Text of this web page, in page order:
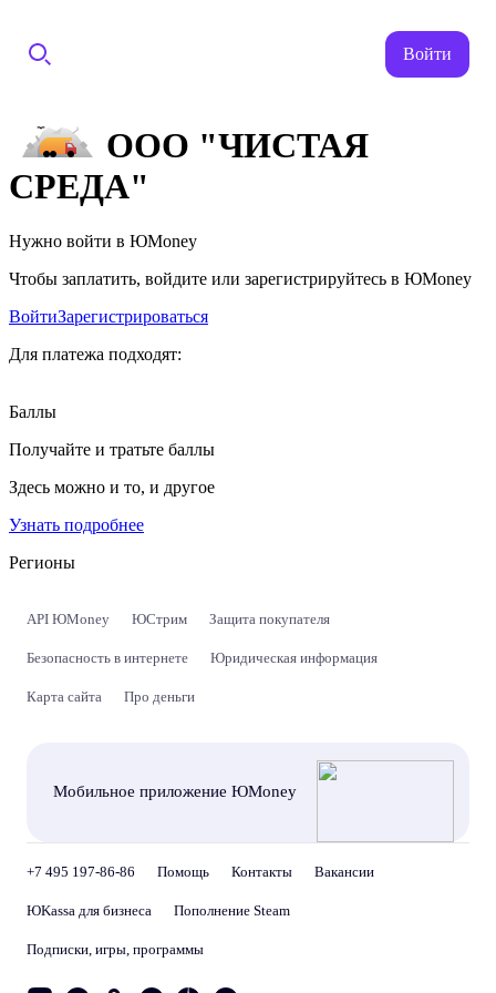
Войти
ООО "ЧИСТАЯ
СРЕДА"
Нужно войти в ЮMoney
Чтобы заплатить, войдите или зарегистрируйтесь в ЮMoney
ВойтиЗарегистрироваться
Для платежа подходят:
Баллы
Получайте и тратьте баллы
Здесь можно и то, и другое
Узнать подробнее
Регионы
API ЮMoney ЮСтрим Защита покупателя
Безопасность в интернете Юридическая информация
Карта сайта Про деньги
Мобильное приложение ЮMoney
+7 495 197-86-86 Помощь Контакты Вакансии
ЮKassa для бизнеса Пополнение Steam
Подписки, игры, программы